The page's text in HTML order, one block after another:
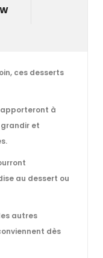
ces desserts
à
et
au dessert ou
autres
dès